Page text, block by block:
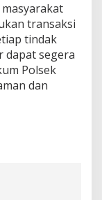
transaksi
tindak
dapat segera
Polsek
dan